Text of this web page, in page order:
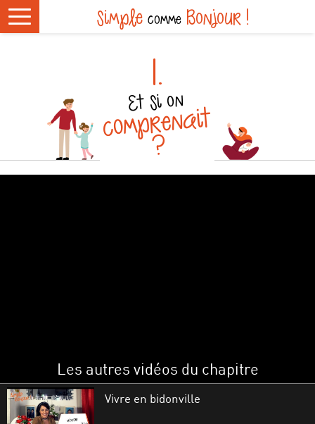
simple comme Bonjour !
1.
Et si on
comprenait
?
Les autres vidéos du chapitre
Vivre en bidonville
Cookies management panel